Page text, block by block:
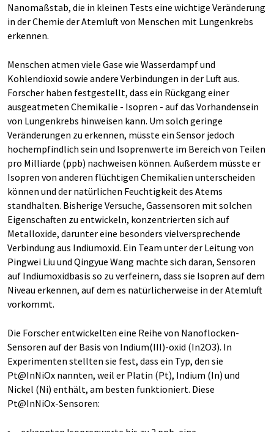
Nanomaßstab, die in kleinen Tests eine wichtige Veränderung
in der Chemie der Atemluft von Menschen mit Lungenkrebs
erkennen.
Menschen atmen viele Gase wie Wasserdampf und
Kohlendioxid sowie andere Verbindungen in der Luft aus.
Forscher haben festgestellt, dass ein Rückgang einer
ausgeatmeten Chemikalie - Isopren - auf das Vorhandensein
von Lungenkrebs hinweisen kann. Um solch geringe
Veränderungen zu erkennen, müsste ein Sensor jedoch
hochempfindlich sein und Isoprenwerte im Bereich von Teilen
pro Milliarde (ppb) nachweisen können. Außerdem müsste er
Isopren von anderen flüchtigen Chemikalien unterscheiden
können und der natürlichen Feuchtigkeit des Atems
standhalten. Bisherige Versuche, Gassensoren mit solchen
Eigenschaften zu entwickeln, konzentrierten sich auf
Metalloxide, darunter eine besonders vielversprechende
Verbindung aus Indiumoxid. Ein Team unter der Leitung von
Pingwei Liu und Qingyue Wang machte sich daran, Sensoren
auf Indiumoxidbasis so zu verfeinern, dass sie Isopren auf dem
Niveau erkennen, auf dem es natürlicherweise in der Atemluft
vorkommt.
Die Forscher entwickelten eine Reihe von Nanoflocken-
Sensoren auf der Basis von Indium(III)-oxid (In2O3). In
Experimenten stellten sie fest, dass ein Typ, den sie
Pt@InNiOx nannten, weil er Platin (Pt), Indium (In) und
Nickel (Ni) enthält, am besten funktioniert. Diese
Pt@InNiOx-Sensoren: